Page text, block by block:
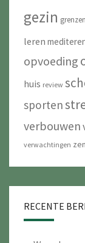
gezin grenzen
leren
opvoeding
huis review
sporten
verbouwen
verwachtingen zen
RECENTE